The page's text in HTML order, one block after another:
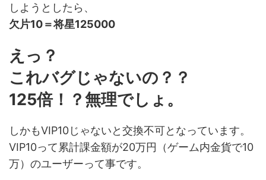
しようとしたら、
欠片10＝将星125000
えっ？
これバグじゃないの？？
125倍！？無理でしょ。
しかもVIP10じゃないと交換不可となっています。
VIP10って累計課金額が20万円（ゲーム内金貨で10
万）のユーザーって事です。